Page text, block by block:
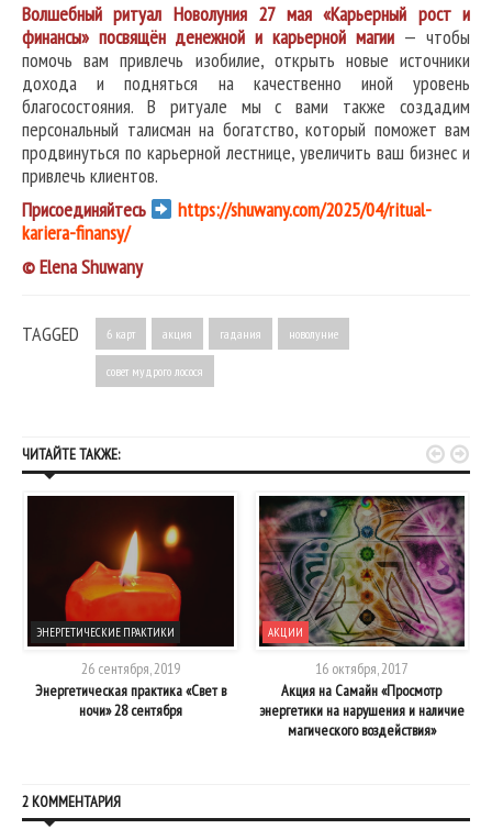
Волшебный ритуал Новолуния 27 мая «Карьерный рост и
финансы» посвящён денежной и карьерной магии— чтобы
помочь вам привлечь изобилие, открыть новые источники
дохода и подняться на качественно иной уровень
благосостояния. В ритуале мы с вами также создадим
персональный талисман на богатство, который поможет вам
продвинуться по карьерной лестнице, увеличить ваш бизнес и
привлечь клиентов.
Присоединяйтесь
https://shuwany.com/2025/04/ritual-
kariera-finansy/
© Elena Shuwany
TAGGED 6 карт акция гадания новолуние
совет мудрого лосося
ЧИТАЙТЕ ТАКЖЕ:
ЭНЕРГЕТИЧЕСКИЕ ПРАКТИКИ
26 сентября, 2019
Энергетическая практика «Свет в
ночи» 28 сентября
АКЦИИ
16 октября, 2017
Акция на Самайн «Просмотр
энергетики на нарушения и наличие
магического воздействия»
 
2 КОММЕНТАРИЯ